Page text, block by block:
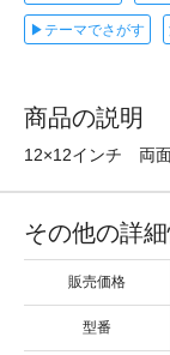
▶テーマでさがす
商品の説明
12×12インチ 両
その他の詳
販売価格
型番